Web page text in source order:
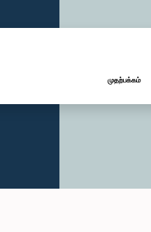
முதற்பக்கம்